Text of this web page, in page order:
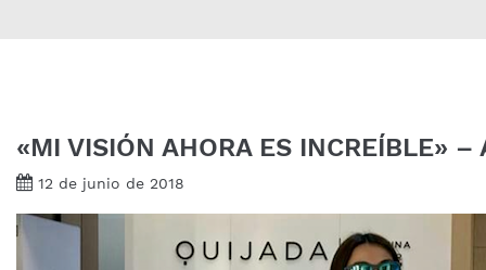
«MI VISIÓN AHORA ES INCREÍBLE»
12 de junio de 2018